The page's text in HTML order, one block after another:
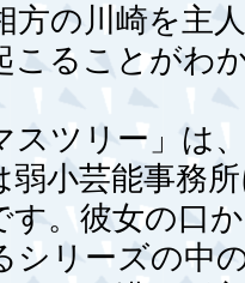
方の川崎を主
こることがわ
ツリー」は
弱小芸能事務
す。彼女の口
シリーズの中